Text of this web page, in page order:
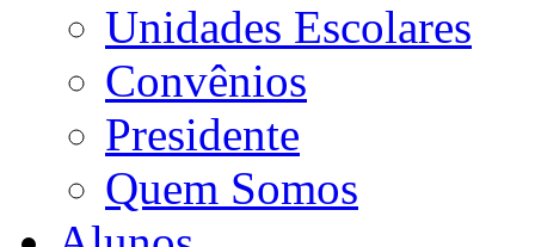
Unidades Escolares
Convênios
Presidente
Quem Somos